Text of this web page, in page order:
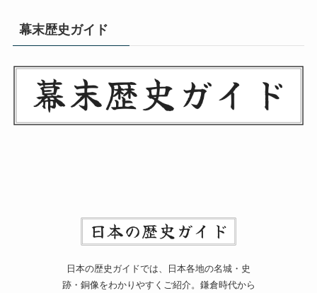
幕末歴史ガイド
日本の歴史ガイドでは、日本各地の名城・史
跡・銅像をわかりやすくご紹介。鎌倉時代から